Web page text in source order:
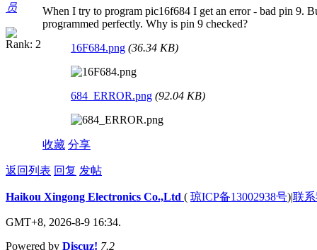
员
When I try to program pic16f684 I get an error - bad pin 9.
programmed perfectly. Why is pin 9 checked?
16F684.png (36.34 KB)
684_ERROR.png (92.04 KB)
收藏 分享
返回列表 回复 发帖
Haikou Xingong Electronics Co.,Ltd ( 琼ICP备13002938号)|联
GMT+8, 2026-8-9 16:34.
Powered by Discuz! 7.2